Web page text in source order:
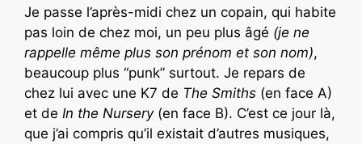
Je passe l’après-midi chez un copain, qui habite
pas loin de chez moi, un peu plus âgé (je ne
rappelle même plus son prénom et son nom),
beaucoup plus “punk” surtout. Je repars de
chez lui avec une K7 de The Smiths (en face A)
et de In the Nursery(en face B). C’est ce jour là,
que j’ai compris qu’il existait d’autres musiques,